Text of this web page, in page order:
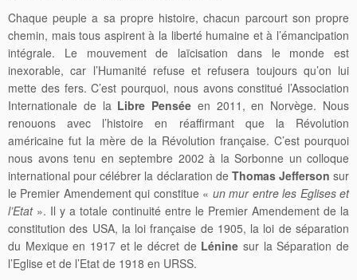
Chaque peuple a sa propre histoire, chacun parcourt son propre
chemin, mais tous aspirent à la liberté humaine et à l’émancipation
intégrale. Le mouvement de laïcisation dans le monde est
inexorable, car l’Humanité refuse et refusera toujours qu’on lui
mette des fers. C’est pourquoi, nous avons constitué l’Association
Internationale de la Libre Pensée en 2011, en Norvège. Nous
renouons avec l’histoire en réaffirmant que la Révolution
américaine fut la mère de la Révolution française. C’est pourquoi
nous avons tenu en septembre 2002 à la Sorbonne un colloque
international pour célébrer la déclaration de Thomas Jefferson sur
le Premier Amendement qui constitue « un mur entre les Eglises et
l’Etat». Il y a totale continuité entre le Premier Amendement de la
constitution des USA, la loi française de 1905, la loi de séparation
du Mexique en 1917 et le décret de Lénine sur la Séparation de
l’Eglise et de l’Etat de 1918 en URSS.